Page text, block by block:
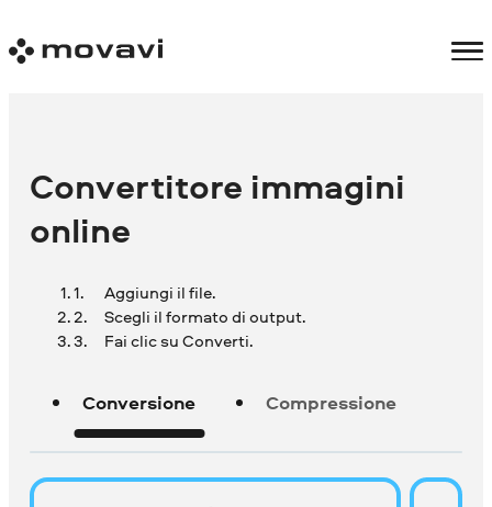
Convertitore immagini
online
Aggiungi il file.
Scegli il formato di output.
Fai clic su Converti.
Conversione Compressione